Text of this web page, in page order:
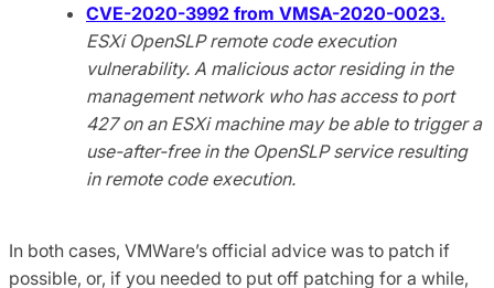
CVE-2020-3992 from VMSA-2020-0023.
ESXi OpenSLP remote code execution
vulnerability. A malicious actor residing in the
management network who has access to port
427 on an ESXi machine may be able to trigger a
use-after-free in the OpenSLP service resulting
in remote code execution.
In both cases, VMWare’s official advice was to patch if
possible, or, if you needed to put off patching for a while,